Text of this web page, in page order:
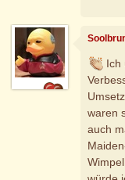
Ich
waren
auch